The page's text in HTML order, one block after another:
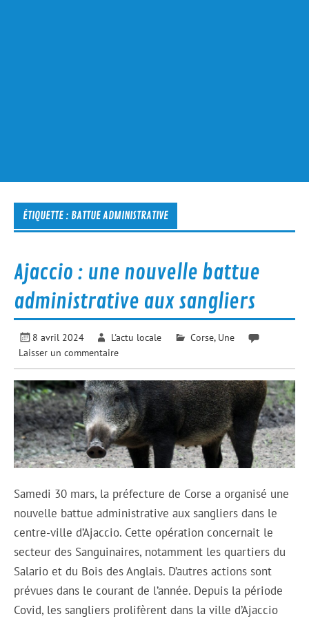
ÉTIQUETTE : BATTUE ADMINISTRATIVE
Ajaccio : une nouvelle battue
administrative aux sangliers
8 avril 2024 L'actu locale Corse, Une
Laisser un commentaire
Samedi 30 mars, la préfecture de Corse a organisé une
nouvelle battue administrative aux sangliers dans le
centre-ville d’Ajaccio. Cette opération concernait le
secteur des Sanguinaires, notamment les quartiers du
Salario et du Bois des Anglais. D’autres actions sont
prévues dans le courant de l’année. Depuis la période
Covid, les sangliers prolifèrent dans la ville d’Ajaccio